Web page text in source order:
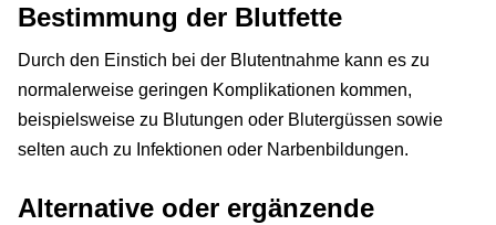
Bestimmung der Blutfette
Durch den Einstich bei der Blutentnahme kann es zu
normalerweise geringen Komplikationen kommen,
beispielsweise zu Blutungen oder Blutergüssen sowie
selten auch zu Infektionen oder Narbenbildungen.
Alternative oder ergänzende